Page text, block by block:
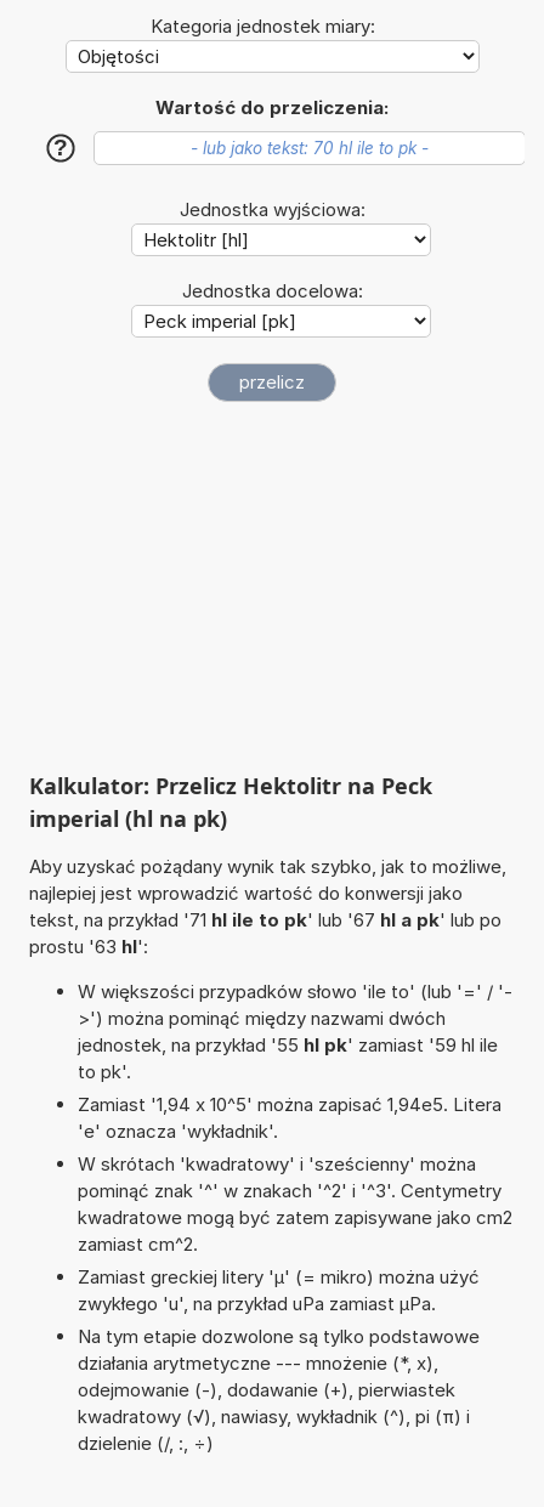
Kategoria jednostek miary:
Wartość do przeliczenia:
?
Jednostka wyjściowa:
Jednostka docelowa:
Kalkulator: Przelicz Hektolitr na Peck
imperial (hl na pk)
Aby uzyskać pożądany wynik tak szybko, jak to możliwe,
najlepiej jest wprowadzić wartość do konwersji jako
tekst, na przykład '71 hl ile to pk' lub '67 hl a pk' lub po
prostu '63 hl':
W większości przypadków słowo 'ile to' (lub '=' / '-
>') można pominąć między nazwami dwóch
jednostek, na przykład '55 hl pk' zamiast '59 hl ile
to pk'.
Zamiast '1,94 x 10^5' można zapisać 1,94e5. Litera
'e' oznacza 'wykładnik'.
W skrótach 'kwadratowy' i 'sześcienny' można
pominąć znak '^' w znakach '^2' i '^3'. Centymetry
kwadratowe mogą być zatem zapisywane jako cm2
zamiast cm^2.
Zamiast greckiej litery 'µ' (= mikro) można użyć
zwykłego 'u', na przykład uPa zamiast µPa.
Na tym etapie dozwolone są tylko podstawowe
działania arytmetyczne --- mnożenie (*, x),
odejmowanie (-), dodawanie (+), pierwiastek
kwadratowy (√), nawiasy, wykładnik (^), pi (π) i
dzielenie (/, :, ÷)